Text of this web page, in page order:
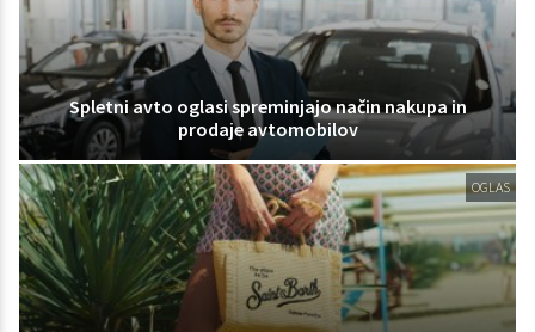
Spletni avto oglasi spreminjajo način nakupa in
prodaje avtomobilov
OGLAS